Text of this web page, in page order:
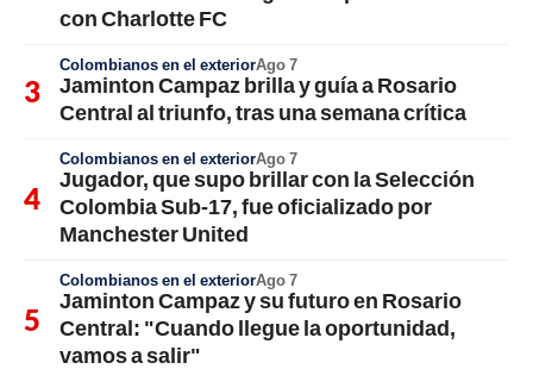
con Charlotte FC
Colombianos en el exteriorAgo 7
Jaminton Campaz brilla y guía a Rosario
Central al triunfo, tras una semana crítica
Colombianos en el exteriorAgo 7
Jugador, que supo brillar con la Selección
Colombia Sub-17, fue oficializado por
Manchester United
Colombianos en el exteriorAgo 7
Jaminton Campaz y su futuro en Rosario
Central: "Cuando llegue la oportunidad,
vamos a salir"